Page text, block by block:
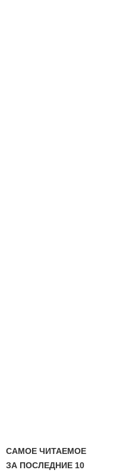
САМОЕ ЧИТАЕМОЕ
ЗА ПОСЛЕДНИЕ 10